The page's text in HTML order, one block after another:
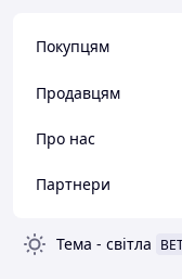
Покупцям
Продавцям
Про нас
Партнери
Тема - світла